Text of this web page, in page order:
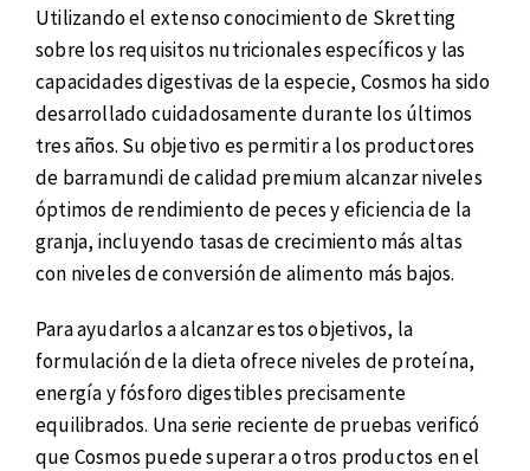
Utilizando el extenso conocimiento de Skretting
sobre los requisitos nutricionales específicos y las
capacidades digestivas de la especie, Cosmos ha sido
desarrollado cuidadosamente durante los últimos
tres años. Su objetivo es permitir a los productores
de barramundi de calidad premium alcanzar niveles
óptimos de rendimiento de peces y eficiencia de la
granja, incluyendo tasas de crecimiento más altas
con niveles de conversión de alimento más bajos.
Para ayudarlos a alcanzar estos objetivos, la
formulación de la dieta ofrece niveles de proteína,
energía y fósforo digestibles precisamente
equilibrados. Una serie reciente de pruebas verificó
que Cosmos puede superar a otros productos en el